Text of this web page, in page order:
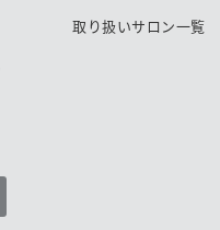
取り扱いサロン一覧